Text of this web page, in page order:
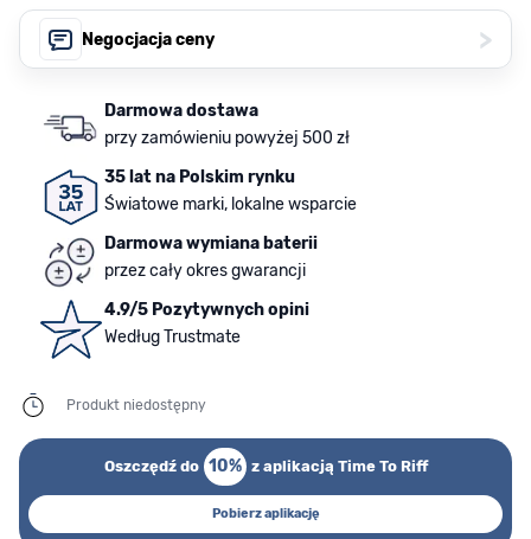
Negocjacja ceny >
Darmowa dostawa
przy zamówieniu powyżej 500 zł
35 lat na Polskim rynku
Światowe marki, lokalne wsparcie
Darmowa wymiana baterii
przez cały okres gwarancji
4.9/5 Pozytywnych opini
Według Trustmate
Produkt niedostępny
Oszczędź do 10% z aplikacją Time To Riff
Pobierz aplikację